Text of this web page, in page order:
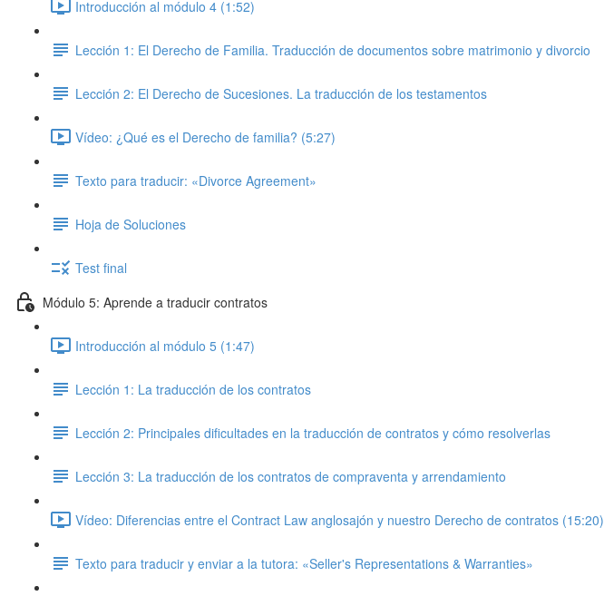
Introducción al módulo 4 (1:52)
Lección 1: El Derecho de Familia. Traducción de documentos sobre matrimonio y divorcio
Lección 2: El Derecho de Sucesiones. La traducción de los testamentos
Vídeo: ¿Qué es el Derecho de familia? (5:27)
Texto para traducir: «Divorce Agreement»
Hoja de Soluciones
Test final
Módulo 5: Aprende a traducir contratos
Introducción al módulo 5 (1:47)
Lección 1: La traducción de los contratos
Lección 2: Principales dificultades en la traducción de contratos y cómo resolverlas
Lección 3: La traducción de los contratos de compraventa y arrendamiento
Vídeo: Diferencias entre el Contract Law anglosajón y nuestro Derecho de contratos (15:20)
Texto para traducir y enviar a la tutora: «Seller's Representations & Warranties»